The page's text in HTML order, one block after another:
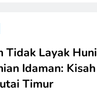
Tidak Layak Huni
Idaman: Kisah
Timur